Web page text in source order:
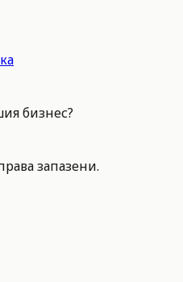
бизнес?
запазени.